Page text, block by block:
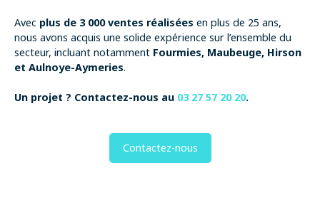
Avec plus de 3 000 ventes réalisées en plus de 25 ans,
nous avons acquis une solide expérience sur l’ensemble du
secteur, incluant notamment Fourmies, Maubeuge, Hirson
et Aulnoye-Aymeries.
Un projet ? Contactez-nous au 03 27 57 20 20.
Contactez-nous